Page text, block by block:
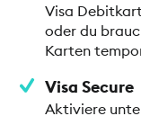
Visa
oder du
Karten
Visa Secure
Aktiviere